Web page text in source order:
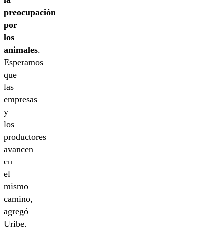
preocupación
por
los
animales.
Esperamos
que
las
empresas
y
los
productores
avancen
en
el
mismo
camino,
agregó
Uribe.